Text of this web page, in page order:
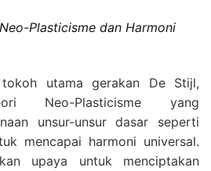
Plasticisme dan Harmoni
utama gerakan De Stijl,
Neo-Plasticisme yang
unsur-unsur dasar seperti
mencapai harmoni universal.
upaya untuk menciptakan